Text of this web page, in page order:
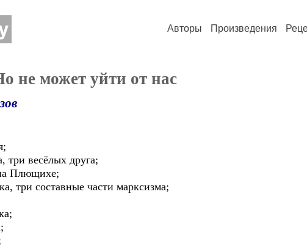
Авторы Произведения
не может уйти от нас
три весёлых друга;
Плющихе;
три составные части марксизма;